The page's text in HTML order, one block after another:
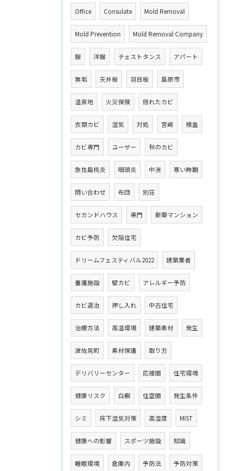
Office Consulate Mold Removal
Mold Prevention Mold Removal Company
服 洋服 チェストタンス アパート
無垢 天井板 羽目板 島原市
温泉地 火災保険 隠れたカビ
衣類カビ 湿気 対処 宮崎 検査
カビ専門 ユーザー 秋のカビ
急性扁桃炎 咽頭炎 中洲 寒い時期
問い合わせ 布団 別荘
セカンドハウス 専門 新築マンション
カビ予防 欠陥住宅
ドリームフェスティバル2022 建築業者
養護施設 壁カビ アレルギー予防
カビ退治 押し入れ 中古住宅
治療方法 高温環境 建築素材 発生
波佐見町 素材保護 取り方
デリバリーセンター 応接間 住宅環境
健康リスク 白癬 住空間 発生条件
シミ 床下湿気対策 高湿度 MIST
健康への影響 スポーツ施設 知識
睡眠環境 倉庫内 予防法 予防対策